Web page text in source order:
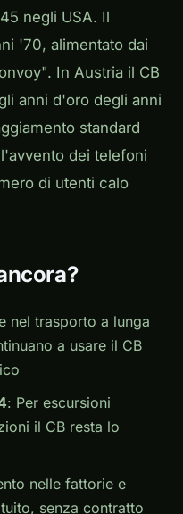
negli USA. Il
'70, alimentato dai
In Austria il CB
anni d'oro degli anni
standard
dei telefoni
di utenti calo
nel trasporto a lunga
a usare il CB
: Per escursioni
il CB resta lo
nelle fattorie e
senza contratto